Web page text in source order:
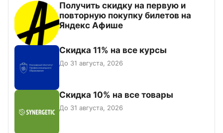
Получить скидку на первую и
повторную покупку билетов на
Яндекс Афише
Скидка 11% на все курсы
До 31 августа, 2026
Скидка 10% на все товары
До 31 августа, 2026